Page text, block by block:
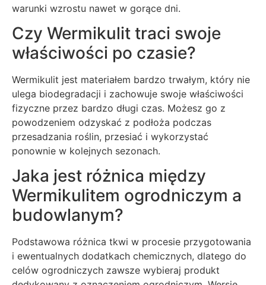
warunki wzrostu nawet w gorące dni.
Czy Wermikulit traci swoje
właściwości po czasie?
Wermikulit jest materiałem bardzo trwałym, który nie
ulega biodegradacji i zachowuje swoje właściwości
fizyczne przez bardzo długi czas. Możesz go z
powodzeniem odzyskać z podłoża podczas
przesadzania roślin, przesiać i wykorzystać
ponownie w kolejnych sezonach.
Jaka jest różnica między
Wermikulitem ogrodniczym a
budowlanym?
Podstawowa różnica tkwi w procesie przygotowania
i ewentualnych dodatkach chemicznych, dlatego do
celów ogrodniczych zawsze wybieraj produkt